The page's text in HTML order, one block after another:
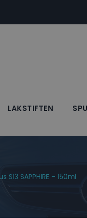
LAKSTIFTEN
Lak
SAPPHIRE – 150ml